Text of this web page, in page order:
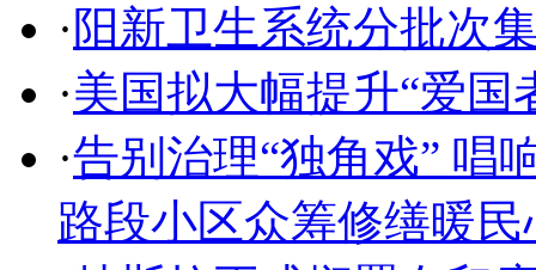
· 阳新卫生系统分批次
·美国拟大幅提升“爱国
·告别治理“独角戏”
路段小区众筹修缮暖民